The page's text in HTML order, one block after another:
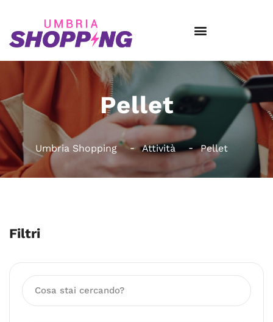
Pellet
Umbria Shopping Attività Pellet
Filtri